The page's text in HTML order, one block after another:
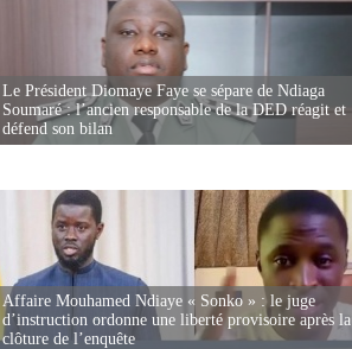
Le Président Diomaye Faye se sépare de Ndiaga
Soumaré : l’ancien responsable de la DED réagit et
défend son bilan
Affaire Mouhamed Ndiaye « Sonko » : le juge
d’instruction ordonne une liberté provisoire après la
clôture de l’enquête